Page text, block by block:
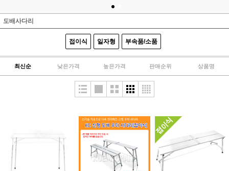
도배사다리
접이식 일자형 부속품/소품
최신순 낮은가격 높은가격 판매순위 상품명